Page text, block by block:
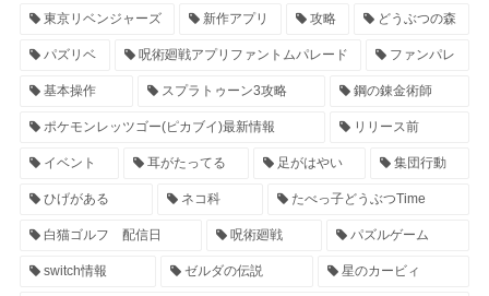
東京リベンジャーズ 新作アプリ 攻略 どうぶつの森
パズリベ 呪術廻戦アプリファントムパレード ファンパレ
基本操作 スプラトゥーン3攻略 鋼の錬金術師
ポケモンレッツゴー(ピカブイ)最新情報 リリース前
イベント 耳がたってる 足がはやい 集団行動
ひげがある ネコ科 たべっ子どうぶつTime
白猫ゴルフ 配信日 呪術廻戦 パズルゲーム
switch情報 ゼルダの伝説 星のカービィ